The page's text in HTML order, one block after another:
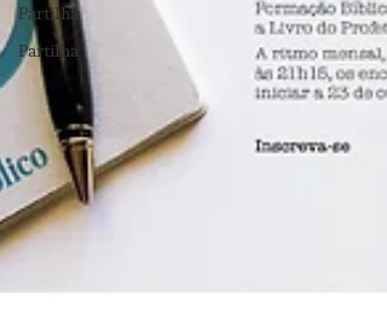
Partilha
Partilha